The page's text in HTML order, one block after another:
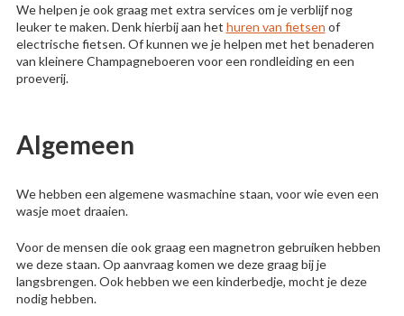
We helpen je ook graag met extra services om je verblijf nog
leuker te maken. Denk hierbij aan het huren van fietsen of
electrische fietsen. Of kunnen we je helpen met het benaderen
van kleinere Champagneboeren voor een rondleiding en een
proeverij.
Algemeen
We hebben een algemene wasmachine staan, voor wie even een
wasje moet draaien.
Voor de mensen die ook graag een magnetron gebruiken hebben
we deze staan. Op aanvraag komen we deze graag bij je
langsbrengen. Ook hebben we een kinderbedje, mocht je deze
nodig hebben.